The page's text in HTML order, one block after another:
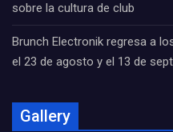
sobre la cultura de club
Brunch Electronik regresa a
el 23 de agosto y el 13 de
Gallery